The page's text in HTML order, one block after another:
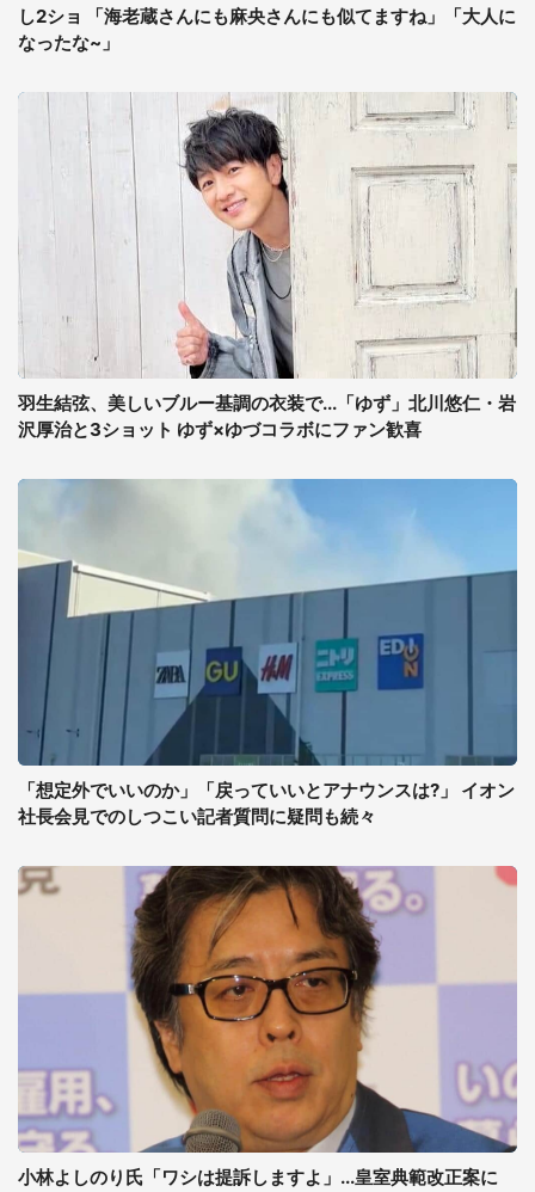
し2ショ 「海老蔵さんにも麻央さんにも似てますね」「大人に
なったな~」
羽生結弦、美しいブルー基調の衣装で...「ゆず」北川悠仁・岩
沢厚治と3ショット ゆず×ゆづコラボにファン歓喜
「想定外でいいのか」「戻っていいとアナウンスは?」 イオン
社長会見でのしつこい記者質問に疑問も続々
小林よしのり氏「ワシは提訴しますよ」...皇室典範改正案に